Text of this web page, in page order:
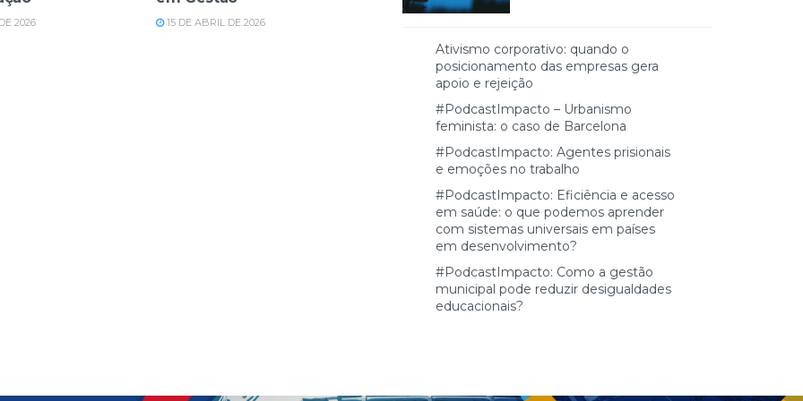
2026 15 DE ABRIL DE 2026
Ativismo corporativo: quando o
posicionamento das empresas gera
apoio e rejeição
#PodcastImpacto – Urbanismo
feminista: o caso de Barcelona
#PodcastImpacto: Agentes prisionais
e emoções no trabalho
#PodcastImpacto: Eficiência e acesso
em saúde: o que podemos aprender
com sistemas universais em países
em desenvolvimento?
#PodcastImpacto: Como a gestão
municipal pode reduzir desigualdades
educacionais?